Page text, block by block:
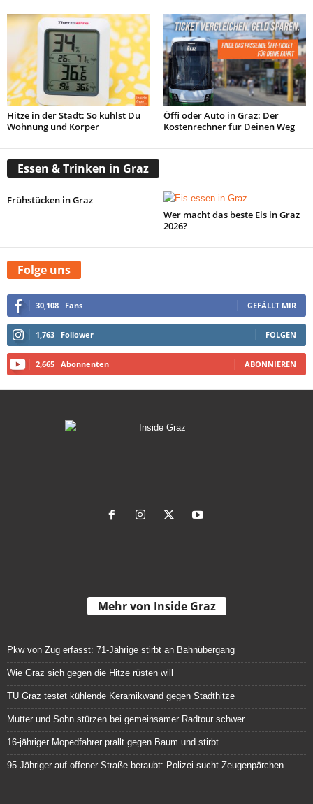
Hitze in der Stadt: So kühlst Du
Wohnung und Körper
Öffi oder Auto in Graz: Der
Kostenrechner für Deinen Weg
Essen & Trinken in Graz
Frühstücken in Graz
Wer macht das beste Eis in Graz
2026?
Folge uns
30,108 Fans GEFÄLLT MIR
1,763 Follower FOLGEN
2,665 Abonnenten ABONNIEREN
Mehr von Inside Graz
Pkw von Zug erfasst: 71-Jährige stirbt an Bahnübergang
Wie Graz sich gegen die Hitze rüsten will
TU Graz testet kühlende Keramikwand gegen Stadthitze
Mutter und Sohn stürzen bei gemeinsamer Radtour schwer
16-jähriger Mopedfahrer prallt gegen Baum und stirbt
95-Jähriger auf offener Straße beraubt: Polizei sucht Zeugenpärchen